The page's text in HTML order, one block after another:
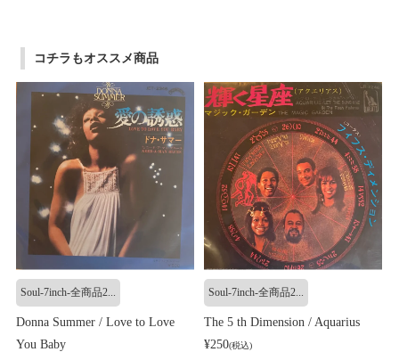
コチラもオススメ商品
Soul-7inch-全商品2...
Donna Summer / Love to Love
You Baby
Soul-7inch-全商品2...
The 5 th Dimension / Aquarius
¥250(税込)